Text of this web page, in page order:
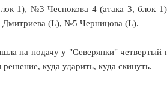
1), №3 Чеснокова 4 (атака 3, блок
(L), №5 Черницова (L).
на подачу у "Северянки" четвертый
куда ударить, куда скинуть.